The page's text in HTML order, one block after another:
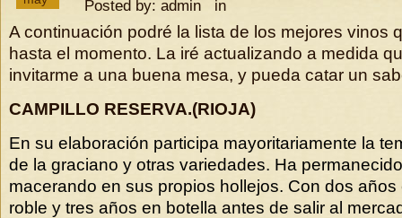
Posted by: admin in
A continuación podré la lista de los mejores vinos
hasta el momento. La iré actualizando a medida
invitarme a una buena mesa, y pueda catar un
CAMPILLO RESERVA.(RIOJA)
En su elaboración participa mayoritariamente la
de la graciano y otras variedades. Ha
macerando en sus propios hollejos. Con dos años
roble y tres años en botella antes de salir al